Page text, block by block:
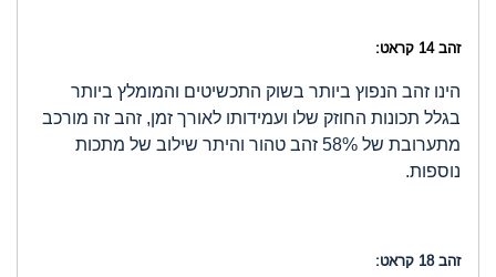
זהב 14 קראט:
הינו זהב הנפוץ ביותר בשוק התכשיטים והמומלץ ביותר
בגלל תכונות החוזק שלו ועמידותו לאורך זמן, זהב זה מורכב
מתערובת של 58% זהב טהור והיתר שילוב של מתכות
נוספות.
זהב 18 קראט: